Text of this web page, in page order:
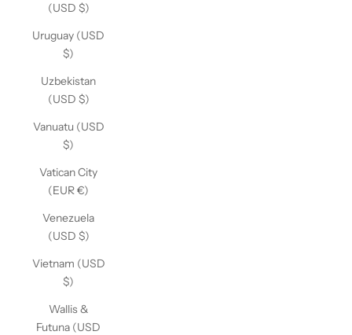
(USD $)
Uruguay (USD
$)
Uzbekistan
(USD $)
Vanuatu (USD
$)
Vatican City
(EUR €)
Venezuela
(USD $)
Vietnam (USD
$)
Wallis &
Futuna (USD